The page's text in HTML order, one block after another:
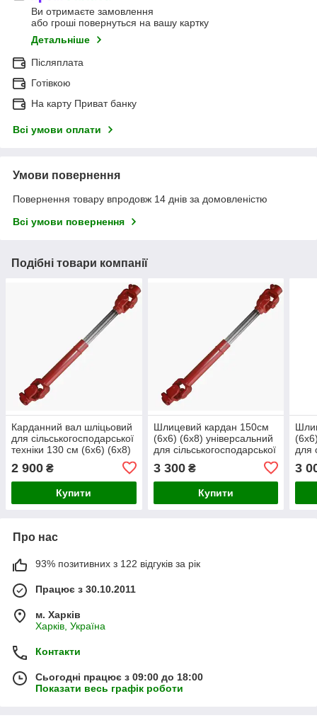
Ви отримаєте замовлення
або гроші повернуться на вашу картку
Детальніше
Післяплата
Готівкою
На карту Приват банку
Всі умови оплати
Умови повернення
Повернення товару впродовж 14 днів за домовленістю
Всі умови повернення
Подібні товари компанії
Карданний вал шліцьовий
для сільськогосподарської
техніки 130 см (6х6) (6х8)
2 900 ₴
Купити
Шлицевий кардан 150см
(6х6) (6х8) універсальний
для сільськогосподарської
3 300₴
Купити
для
3
Про нас
93% позитивних з 122 відгуків за рік
Працює з 30.10.2011
м. Харків
Харків, Україна
Контакти
Сьогодні працює з 09:00 до 18:00
Показати весь графік роботи